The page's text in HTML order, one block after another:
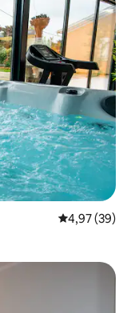
4,97 ud af 5 i
4,97 (39)